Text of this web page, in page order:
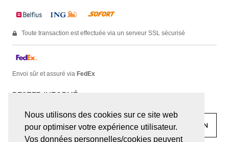
Nous utilisons des cookies sur ce site web
pour optimiser votre expérience utilisateur.
Vos données personnelles/cookies peuvent
Toute transaction est effectuée via un serveur SSL sécurisé
Envoi sûr et assuré via FedEx
RESTER INFORMÉ